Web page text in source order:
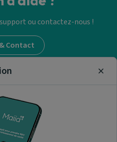
ou contactez-nous !
Contact